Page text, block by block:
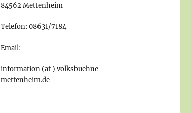
84562 Mettenheim
Telefon: 08631/7184
Email:
information (at ) volksbuehne-
mettenheim.de